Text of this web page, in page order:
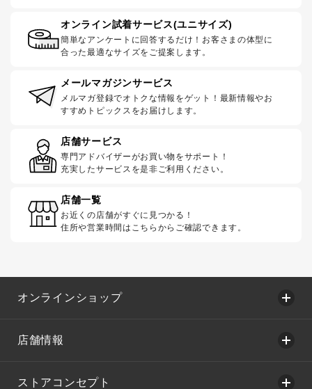
オンライン試着サービス(ユニサイズ)
簡単なアンケートに回答するだけ！お客さまの体型に
合った最適なサイズをご提案します。
メールマガジンサービス
メルマガ登録でオトクな情報をゲット！最新情報やお
すすめトピックスをお届けします。
店舗サービス
専門アドバイザーがお買い物をサポート！
充実したサービスを是非ご利用ください。
店舗一覧
お近くの店舗がすぐに見つかる！
住所や営業時間はこちらからご確認できます。
オンラインショップ
店舗情報
ストアコンセプト